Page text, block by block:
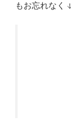
もお忘れなく